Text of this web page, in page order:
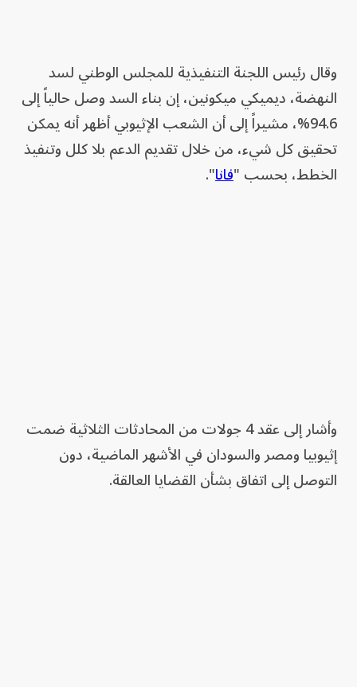
وقال رئيس اللجنة التنفيذية للمجلس الوطني لسد
النهضة، ديميكي ميكونين، إن بناء السد وصل حالياً إلى
94.6%، مشيراً إلى أن الشعب الإثيوبي أظهر أنه يمكن
تحقيق كل شيء، من خلال تقديم الدعم بلا كلل وتنفيذ
الخطط، بحسب "فانا".
وأشار إلى عقد 4 جولات من المحادثات الثلاثية ضمت
إثيوبيا ومصر والسودان في الأشهر الماضية، دون
التوصل إلى اتفاق بشأن القضايا العالقة.